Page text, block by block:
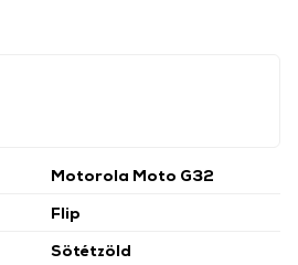
Motorola Moto G32
Flip
Sötétzöld